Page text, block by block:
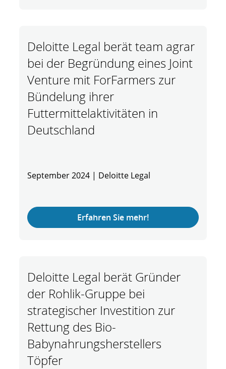
Deloitte Legal berät team agrar
bei der Begründung eines Joint
Venture mit ForFarmers zur
Bündelung ihrer
Futtermittelaktivitäten in
Deutschland
September 2024 | Deloitte Legal
Erfahren Sie mehr!
Deloitte Legal berät Gründer
der Rohlik-Gruppe bei
strategischer Investition zur
Rettung des Bio-
Babynahrungsherstellers
Töpfer